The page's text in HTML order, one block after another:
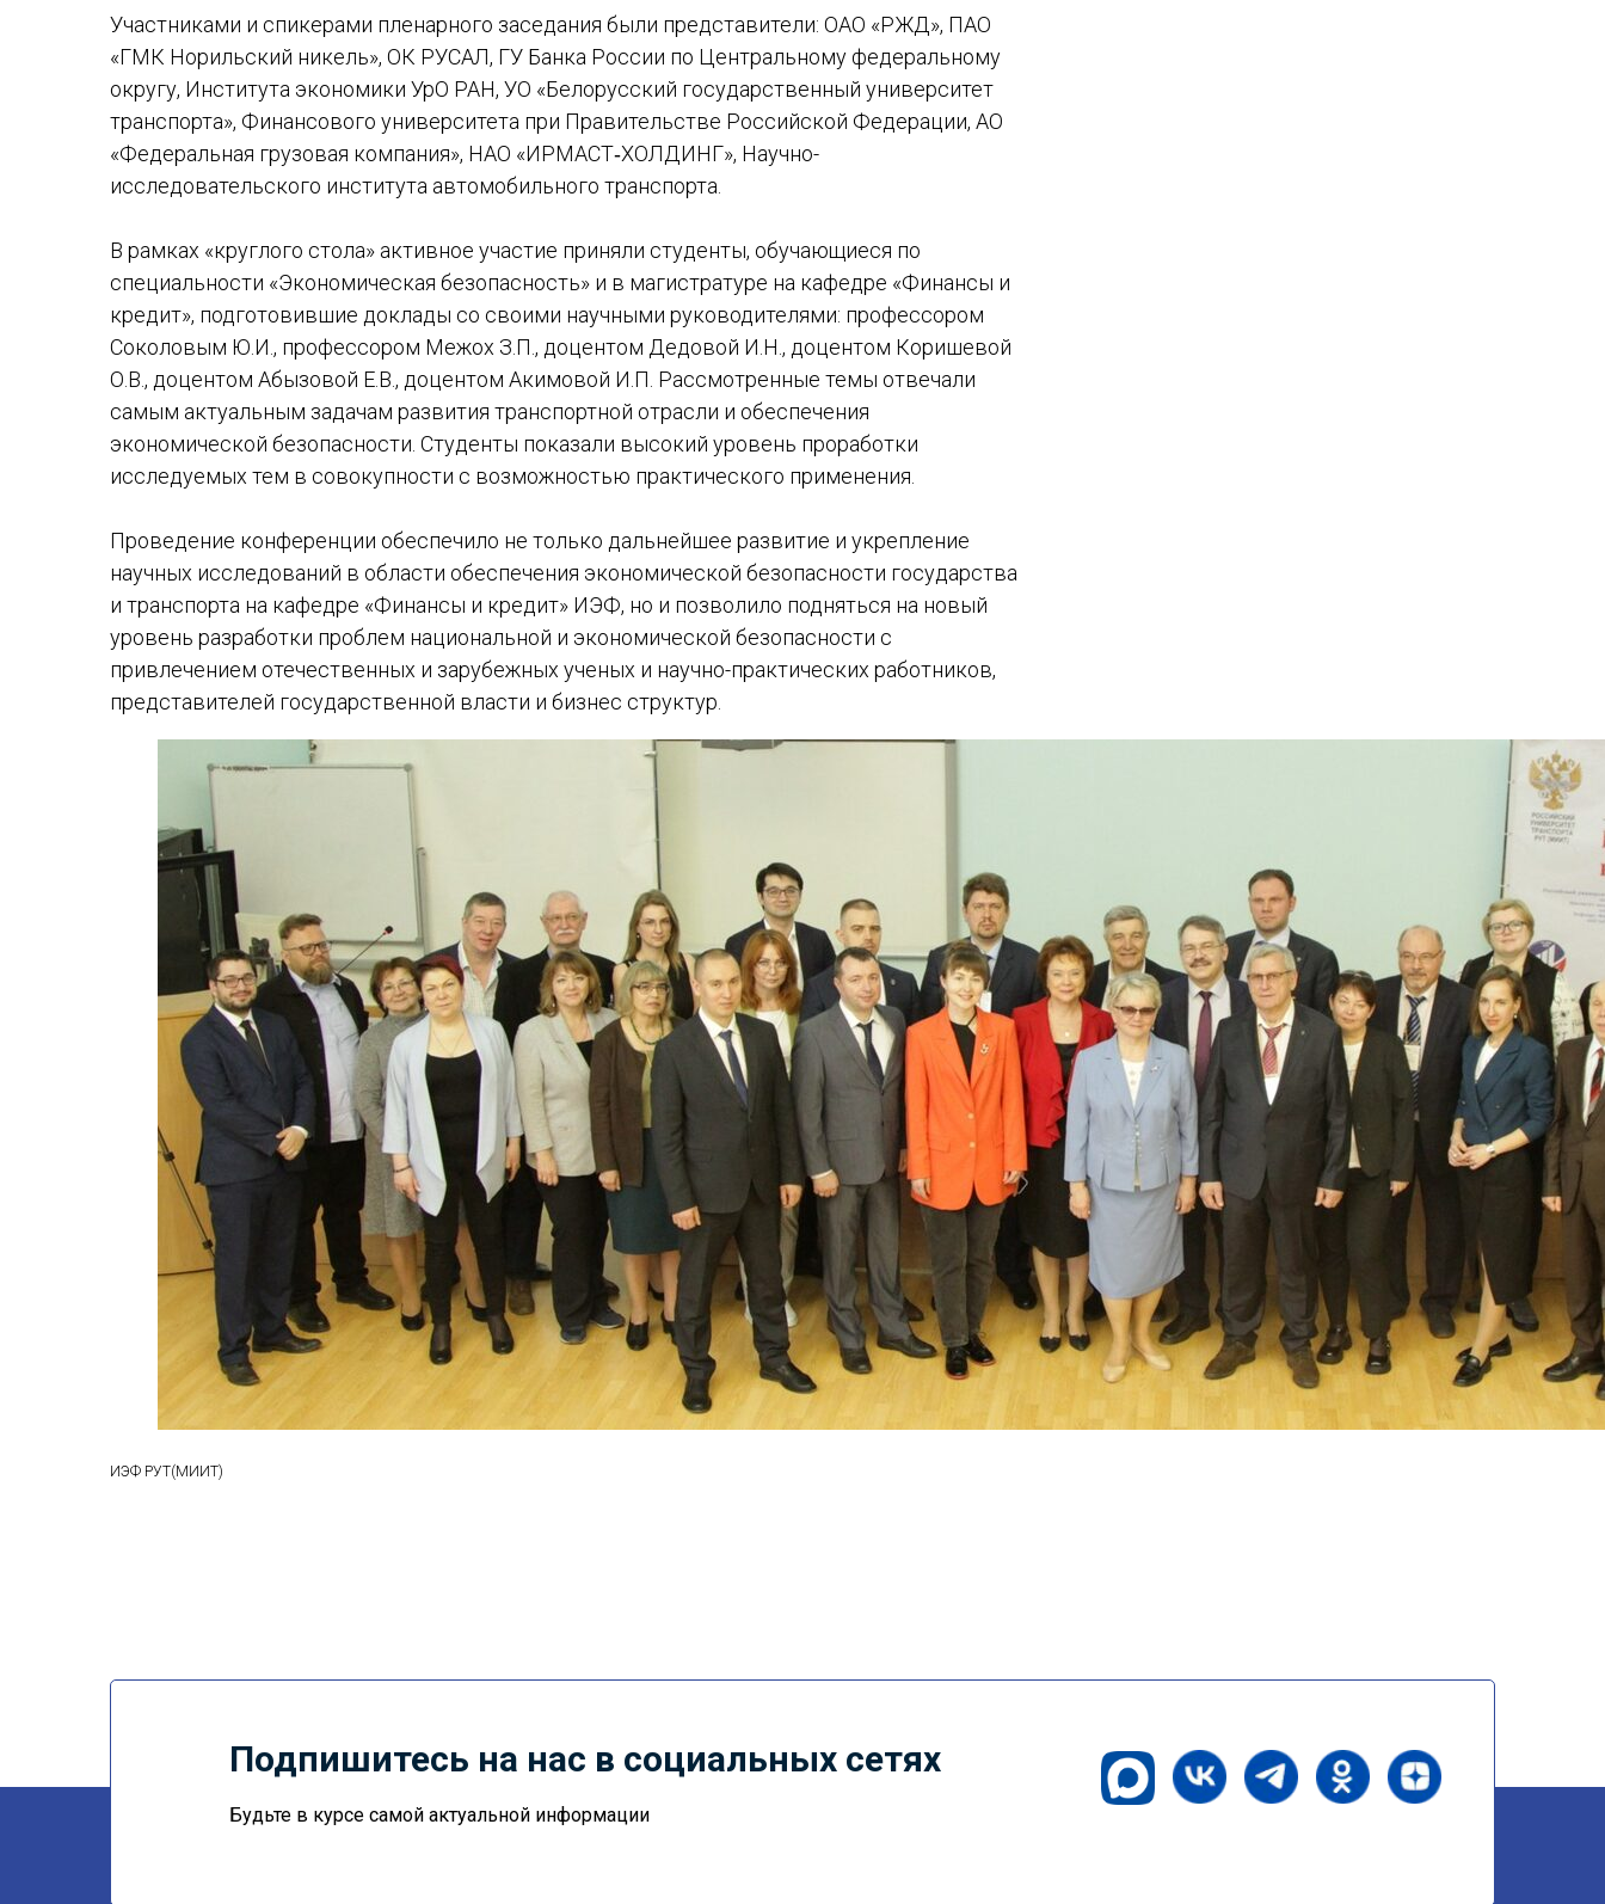
Участниками и спикерами пленарного заседания были представители: ОАО «РЖД», ПАО
«ГМК Норильский никель», ОК РУСАЛ, ГУ Банка России по Центральному федеральному
округу, Института экономики УрО РАН, УО «Белорусский государственный университет
транспорта», Финансового университета при Правительстве Российской Федерации, АО
«Федеральная грузовая компания», НАО «ИРМАСТ‐ХОЛДИНГ», Научно-
исследовательского института автомобильного транспорта.
В рамках «круглого стола» активное участие приняли студенты, обучающиеся по
специальности «Экономическая безопасность» и в магистратуре на кафедре «Финансы и
кредит», подготовившие доклады со своими научными руководителями: профессором
Соколовым Ю.И., профессором Межох З.П., доцентом Дедовой И.Н., доцентом Коришевой
О.В., доцентом Абызовой Е.В., доцентом Акимовой И.П. Рассмотренные темы отвечали
самым актуальным задачам развития транспортной отрасли и обеспечения
экономической безопасности. Студенты показали высокий уровень проработки
исследуемых тем в совокупности с возможностью практического применения.
Проведение конференции обеспечило не только дальнейшее развитие и укрепление
научных исследований в области обеспечения экономической безопасности государства
и транспорта на кафедре «Финансы и кредит» ИЭФ, но и позволило подняться на новый
уровень разработки проблем национальной и экономической безопасности с
привлечением отечественных и зарубежных ученых и научно-практических работников,
представителей государственной власти и бизнес структур.
ИЭФ РУТ(МИИТ)
Подпишитесь на нас в социальных сетях
Будьте в курсе самой актуальной информации